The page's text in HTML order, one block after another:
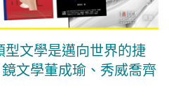
文學是邁向世界的捷
文學董成瑜、秀威喬齊